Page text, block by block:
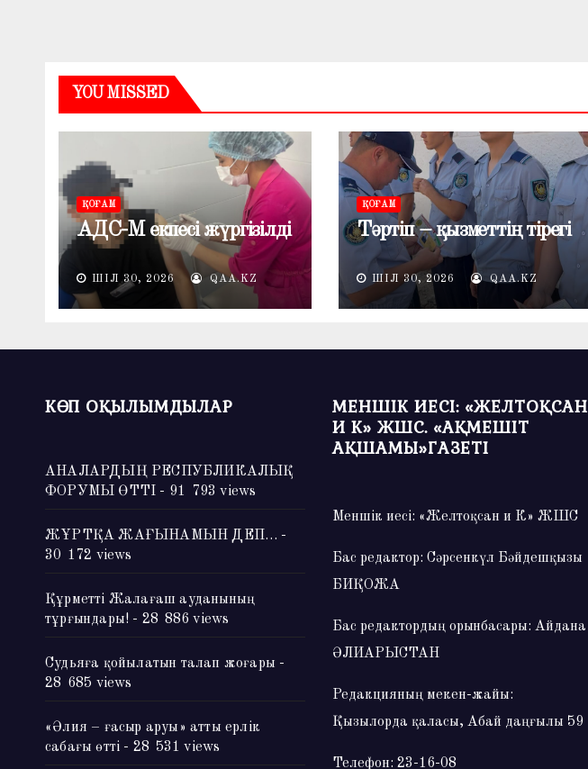
YOU MISSED
ҚОҒАМ
АДС-М екпесі жүргізілді
ШІЛ 30, 2026 QAA.KZ
ҚОҒАМ
Тәртіп – қызметтің тірегі
ШІЛ 30, 2026 QAA.KZ
КӨП ОҚЫЛЫМДЫЛАР
АНАЛАРДЫҢ РЕСПУБЛИКАЛЫҚ
ФОРУМЫ ӨТТІ - 91 793 views
ЖҰРТҚА ЖАҒЫНАМЫН ДЕП… -
30 172 views
Құрметті Жалағаш ауданының
тұрғындары! - 28 886 views
Судьяға қойылатын талап жоғары -
28 685 views
«Әлия – ғасыр аруы» атты ерлік
сабағы өтті - 28 531 views
МЕНШІК ИЕСІ: «ЖЕЛТОҚСАН
И К» ЖШС. «АҚМЕШІТ
АҚШАМЫ»ГАЗЕТІ
Меншік иесі: «Желтоқсан и К» ЖШС
Бас редактор: Сәрсенкүл Бәйдешқызы
БИҚОЖА
Бас редактордың орынбасары: Айдана
ӘЛИАРЫСТАН
Редакцияның мекен-жайы:
Қызылорда қаласы, Абай даңғылы 59
Телефон: 23-16-08